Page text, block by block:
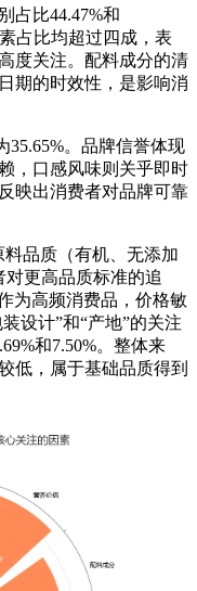
占比44.47%和
占比均超过四成，表
度关注。配料成分的清
期的时效性，是影响消
。品牌信誉体现
，口感风味则关乎即时
映出消费者对品牌可靠
品质（有机、无添加
对更高品质标准的追
为高频消费品，价格敏
设计”和“产地”的关注
和7.50%。整体来
低，属于基础品质得到